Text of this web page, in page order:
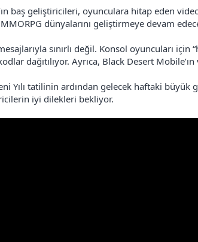
baş geliştiricileri, oyunculara hitap eden
dünyalarını geliştirmeye devam
sınırlı değil. Konsol oyuncuları
dağıtılıyor. Ayrıca, Black Desert
Yılı tatilinin ardından gelecek haftaki büyük
iyi dilekleri bekliyor.